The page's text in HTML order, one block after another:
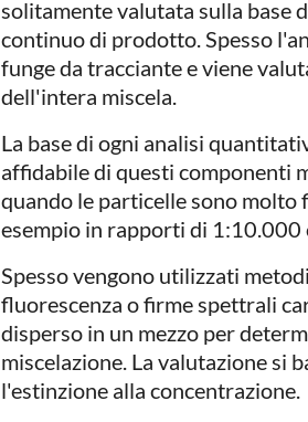
solitamente valutata sulla base
continuo di prodotto. Spesso
funge da tracciante e viene
dell'intera miscela.
La base di ogni analisi
affidabile di questi componenti
quando le particelle sono molto
esempio in rapporti di
Spesso vengono utilizzati
fluorescenza o firme spettrali
disperso in un mezzo per
miscelazione. La valutazione si
l'estinzione alla concentrazione.